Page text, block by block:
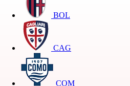
BOL
CAG
COM